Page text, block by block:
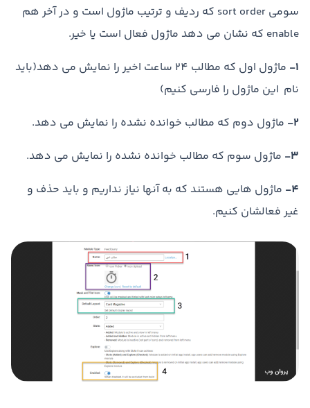
سومی sort order که ردیف و ترتیب ماژول است و در آخر هم
enable که نشان می دهد ماژول فعال است یا خیر.
1-
ماژول اول که مطالب 24 ساعت اخیر را نمایش می دهد(باید
نام این ماژول را فارسی کنیم)
2- ماژول دوم که مطالب خوانده نشده را نمایش می دهد.
3- ماژول سوم که مطالب خوانده نشده را نمایش می دهد.
4- ماژول هایی هستند که به آنها نیاز نداریم و باید حذف و
غیر فعالشان کنیم.